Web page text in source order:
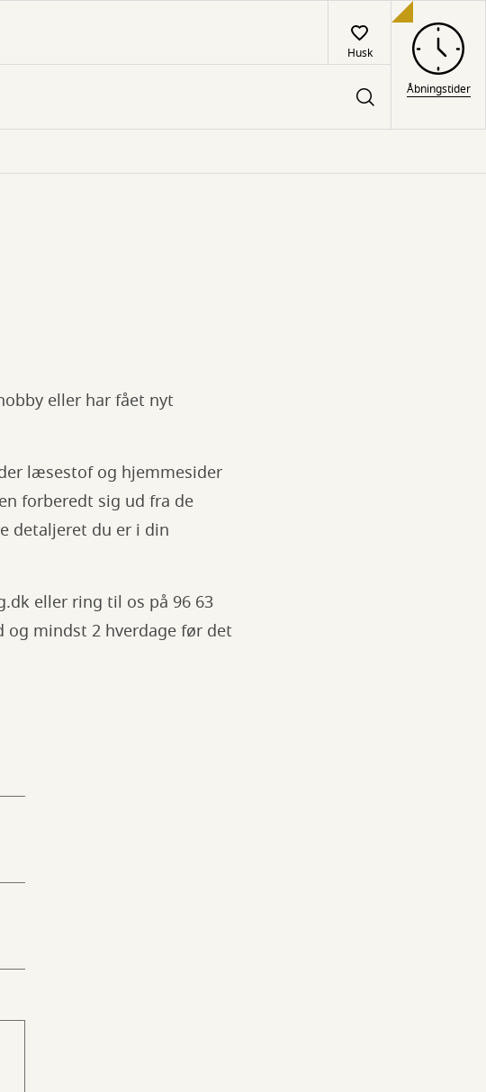
Husk
Åbningstider
eller har fået nyt
læsestof og hjemmesider
forberedt sig ud fra de
detaljeret du er i din
eller ring til os på 96 63
og mindst 2 hverdage før det